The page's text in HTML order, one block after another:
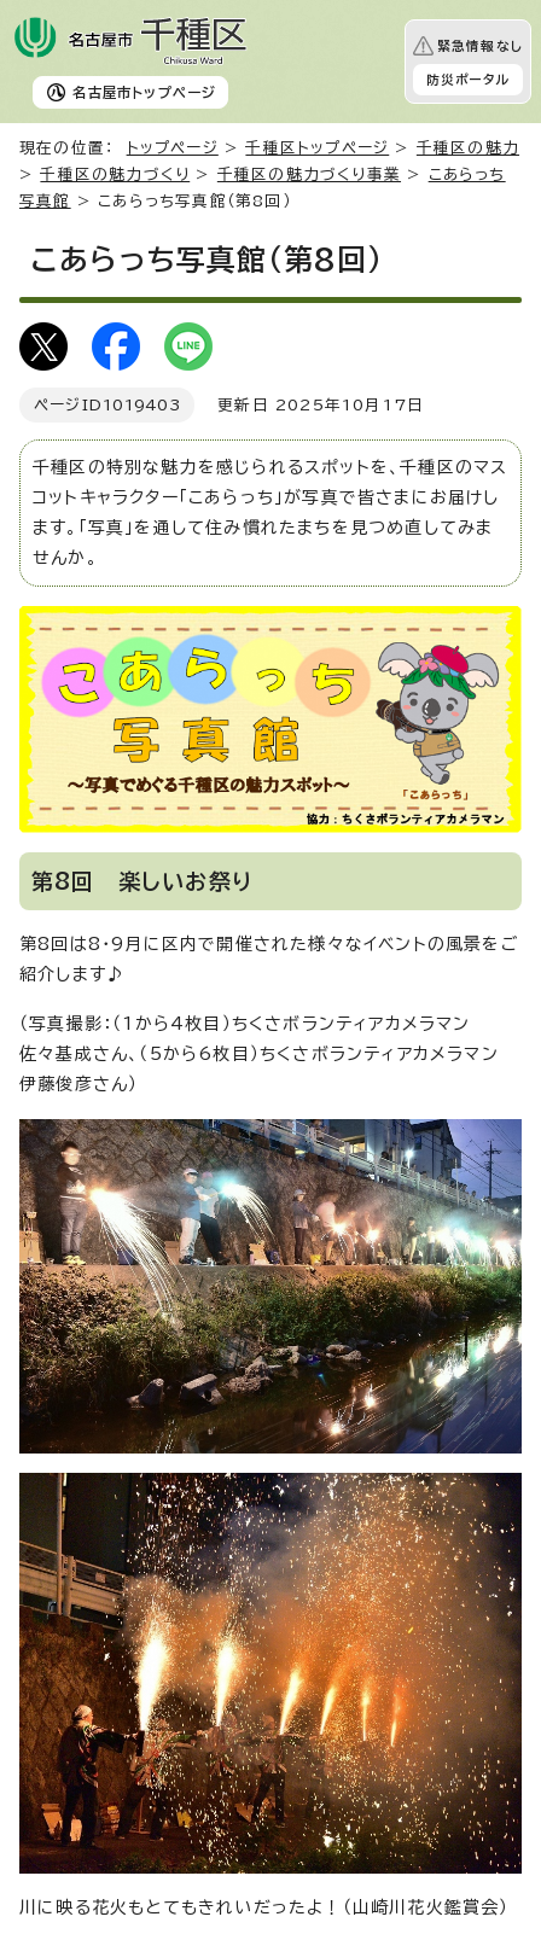
名古屋市 トップページ
緊急情報なし
防災ポータル
現在の位置： トップページ >千種区トップページ > 千種区の魅力
>千種区の魅力づくり > 千種区の魅力づくり事業 >
こあらっち
写真館
> こあらっち写真館（第8回）
こあらっち写真館（第8回）
ページID 1019403 更新日 2025年10月17日
千種区の特別な魅力を感じられるスポットを、千種区のマス
コットキャラクター「こあらっち」が写真で皆さまにお届けし
ます。「写真」を通して住み慣れたまちを見つめ直してみま
せんか。
第8回 楽しいお祭り
第8回は8・9月に区内で開催された様々なイベントの風景をご
紹介します♪
（写真撮影：（1から4枚目）ちくさボランティアカメラマン
佐々基成さん、（5から6枚目）ちくさボランティアカメラマン
伊藤俊彦さん）
川に映る花火もとてもきれいだったよ！（山崎川花火鑑賞会）